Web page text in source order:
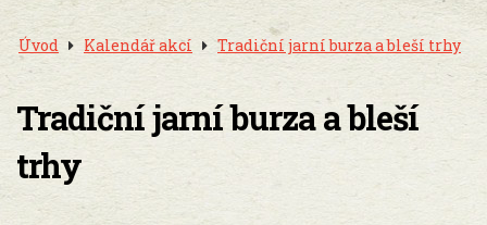
Úvod Kalendář akcí Tradiční jarní burza a bleší trhy
Tradiční jarní burza a bleší
trhy